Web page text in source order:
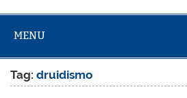
MENU
Tag:druidismo